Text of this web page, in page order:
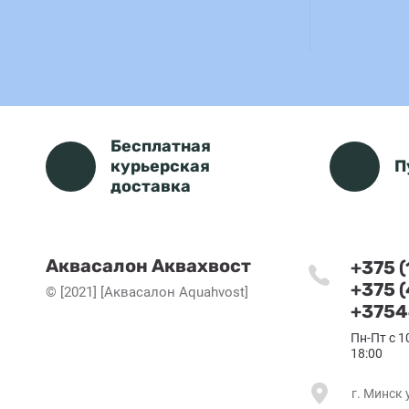
Бесплатная
курьерская
доставка
Аквасалон Аквахвост
© [2021] [Аквасалон Aquahvost]
+375
+375
Пн-Пт с
18:00
г. Минск